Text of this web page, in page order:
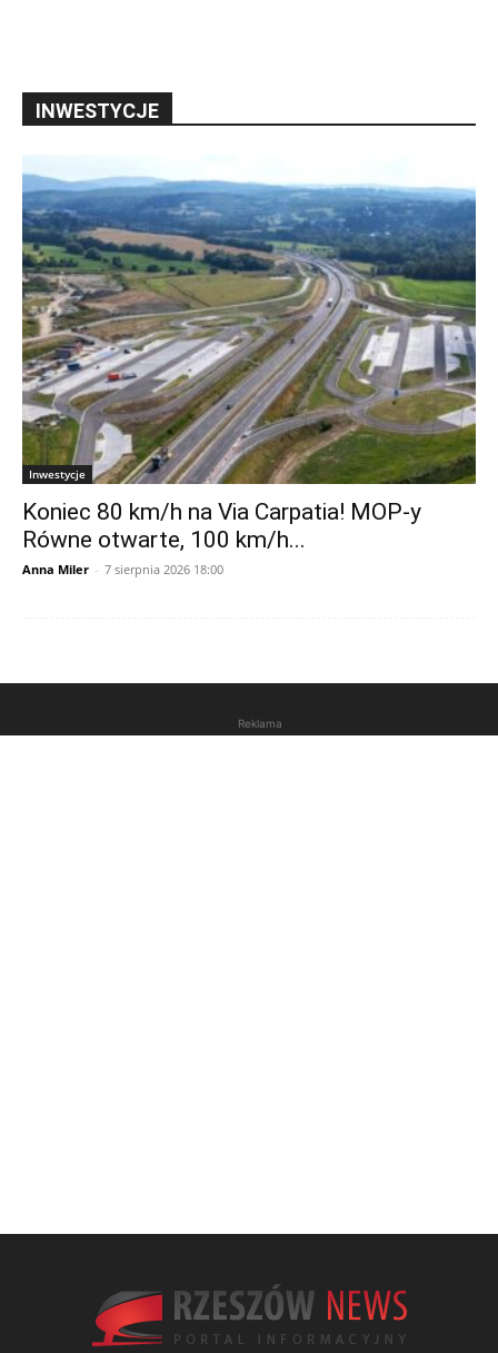
INWESTYCJE
Inwestycje
Koniec 80 km/h na Via Carpatia! MOP-y
Równe otwarte, 100 km/h...
Anna Miler - 7 sierpnia 2026 18:00
Reklama